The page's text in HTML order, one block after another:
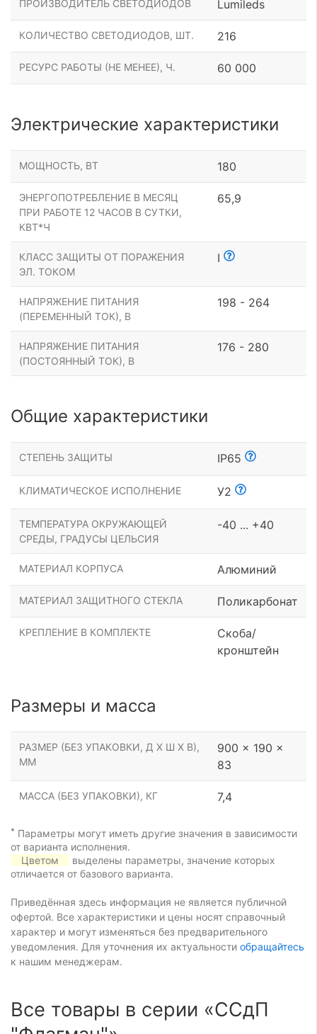
ПРОИЗВОДИТЕЛЬ СВЕТОДИОДОВ Lumileds
КОЛИЧЕСТВО СВЕТОДИОДОВ, ШТ. 216
РЕСУРС РАБОТЫ (НЕ МЕНЕЕ), Ч. 60 000
Электрические характеристики
МОЩНОСТЬ, ВТ 180
ЭНЕРГОПОТРЕБЛЕНИЕ В МЕСЯЦ
ПРИ РАБОТЕ 12 ЧАСОВ В СУТКИ,
КВТ*Ч
65,9
КЛАСС ЗАЩИТЫ ОТ ПОРАЖЕНИЯ
ЭЛ. ТОКОМ
I
НАПРЯЖЕНИЕ ПИТАНИЯ
(ПЕРЕМЕННЫЙ ТОК), В
198 - 264
НАПРЯЖЕНИЕ ПИТАНИЯ
(ПОСТОЯННЫЙ ТОК), В
176 - 280
Общие характеристики
СТЕПЕНЬ ЗАЩИТЫ IP65
КЛИМАТИЧЕСКОЕ ИСПОЛНЕНИЕ У2
ТЕМПЕРАТУРА ОКРУЖАЮЩЕЙ
СРЕДЫ, ГРАДУСЫ ЦЕЛЬСИЯ
-40 ... +40
МАТЕРИАЛ КОРПУСА Алюминий
МАТЕРИАЛ ЗАЩИТНОГО СТЕКЛА Поликарбонат
КРЕПЛЕНИЕ В КОМПЛЕКТЕ
Скоба/
кронштейн
Размеры и масса
РАЗМЕР (БЕЗ УПАКОВКИ, Д Х Ш Х В),
ММ
900 x 190 x
83
МАССА (БЕЗ УПАКОВКИ), КГ 7,4
* Параметры могут иметь другие значения в зависимости
от варианта исполнения.
Цветом
выделены параметры, значение которых
отличается от базового варианта.
Приведённая здесь информация не является публичной
офертой. Все характеристики и цены носят справочный
характер и могут изменяться без предварительного
уведомления. Для уточнения их актуальности обращайтесь
к нашим менеджерам.
Все товары в серии «ССдП